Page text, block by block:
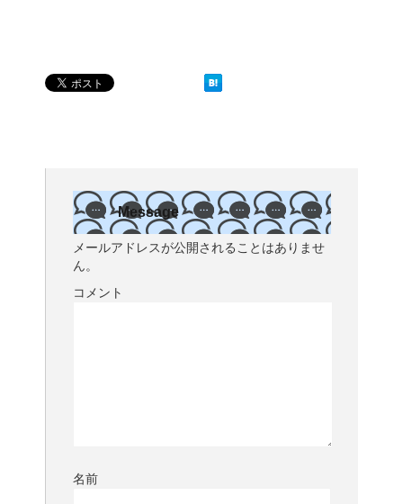
Message
メールアドレスが公開されることはありませ
ん。
コメント
名前